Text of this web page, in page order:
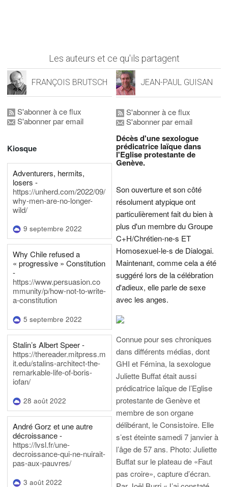
Les auteurs et ce qu'ils partagent
FRANÇOIS BRUTSCH
S'abonner à ce flux
S'abonner par email
Kiosque
Adventurers, hermits,
losers -
https://unherd.com/2022/09/
why-men-are-no-longer-
wild/
9 septembre 2022
Why Chile refused a
« progressive » Constitution
-
https://www.persuasion.co
mmunity/p/how-not-to-write-
a-constitution
5 septembre 2022
Stalin’s Albert Speer -
https://thereader.mitpress.m
it.edu/stalins-architect-the-
remarkable-life-of-boris-
iofan/
28 août 2022
André Gorz et une autre
décroissance -
https://lvsl.fr/une-
decroissance-qui-ne-nuirait-
pas-aux-pauvres/
3 août 2022
JEAN-PAUL GUISAN
S'abonner à ce flux
S'abonner par email
Décès d'une sexologue
prédicatrice laïque dans
l'Eglise protestante de
Genève.
Son ouverture et son côté
résolument atypique ont
particulièrement fait du bien à
plus d'un membre du Groupe
C+H/Chrétien-ne-s ET
Homosexuel-le-s de Dialogai.
Maintenant, comme cela a été
suggéré lors de la célébration
d'adieux, elle parle de sexe
avec les anges.
Connue pour ses chroniques
dans différents médias, dont
GHI et Fémina, la sexologue
Juliette Buffat était aussi
prédicatrice laïque de l’Eglise
protestante de Genève et
membre de son organe
délibérant, le Consistoire. Elle
s’est éteinte samedi 7 janvier à
l’âge de 57 ans. Photo: Juliette
Buffat sur le plateau de «Faut
pas croire», capture d’écran.